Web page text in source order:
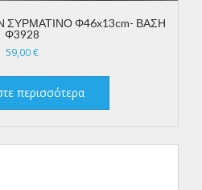
ΣΥΡΜΑΤΙΝΟ Φ46x13cm- ΒΑΣΗ
Φ3928
59,00€
περισσότερα